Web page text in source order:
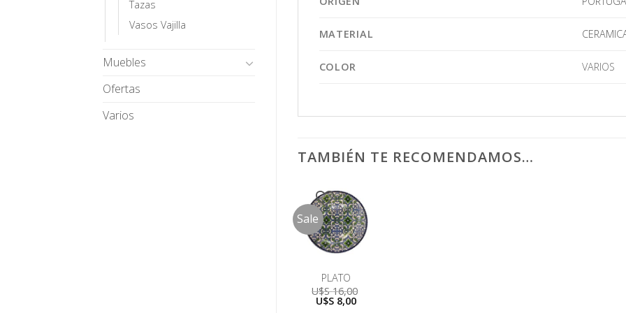
Tazas
Vasos Vajilla
Muebles
Ofertas
Varios
MATERIAL
COLOR VARIOS
TAMBIÉN TE RECOMENDAMOS…
Sale
PLATO
U$S16,00
El
precio
U$S 8,00El